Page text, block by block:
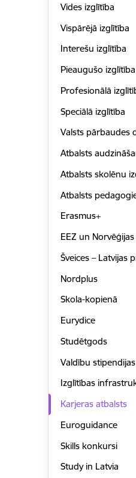
Vides izglītība
Vispārējā izglītība
Interešu izglītība
Pieaugušo izglītība
Profesionālā
Speciālā izglītība
Valsts pārbaudes
Atbalsts
Atbalsts skolēnu
Atbalsts
Erasmus+
EEZ un
Šveices – Latvijas
Nordplus
Skola-kopienā
Eurydice
Studētgods
Valdību stipendijas
Izglītības
Karjeras atbalsts
Euroguidance
Skills konkursi
Study in Latvia